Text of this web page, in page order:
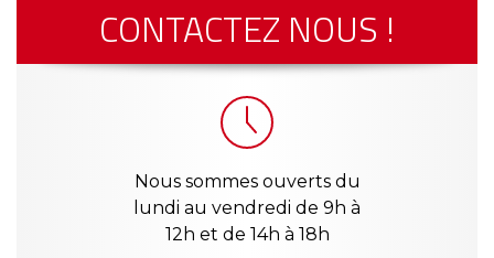
CONTACTEZ NOUS !
Nous sommes ouverts du
lundi au vendredi de 9h à
12h et de 14h à 18h